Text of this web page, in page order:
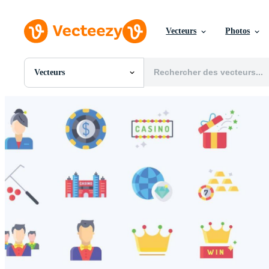
Vecteurs Photos
Vecteurs
Toutes Images
PNGs
PSDs
SVGs
Modèles
Vidéos
Motion graphics
Images Éditoriales